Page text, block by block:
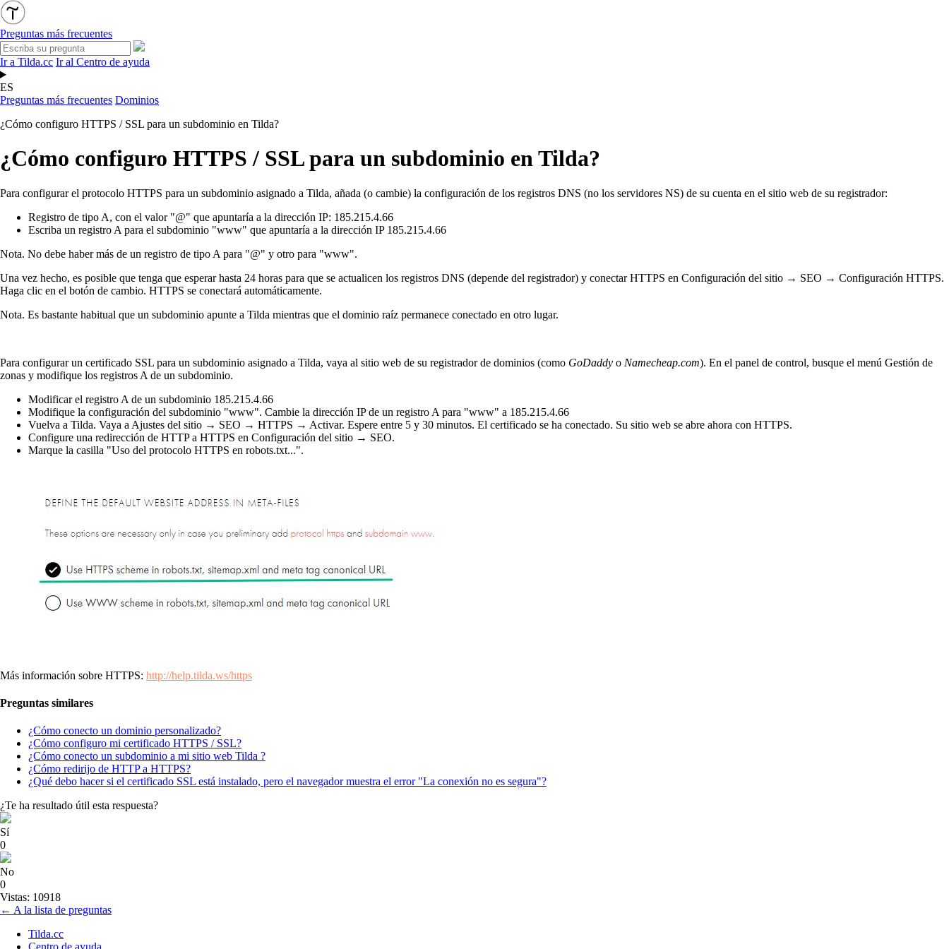
Preguntas más frecuentes
Ir a Tilda.cc Ir al Centro de ayuda
ES
Preguntas más frecuentes Dominios
¿Cómo configuro HTTPS / SSL para un subdominio en Tilda?
¿Cómo configuro HTTPS / SSL para un subdominio en Tilda?
Para configurar el protocolo HTTPS para un subdominio asignado a Tilda, añada (o cambie) la configuración de los registros DNS (no los servidores NS) de su cuenta en el sitio web de su registrador:
Registro de tipo A, con el valor "@" que apuntaría a la dirección IP: 185.215.4.66
Escriba un registro A para el subdominio "www" que apuntaría a la dirección IP 185.215.4.66
Nota. No debe haber más de un registro de tipo A para "@" y otro para "www".
Una vez hecho, es posible que tenga que esperar hasta 24 horas para que se actualicen los registros DNS (depende del registrador) y conectar HTTPS en Configuración del sitio → SEO → Configuración HTTPS.
Haga clic en el botón de cambio. HTTPS se conectará automáticamente.
Nota. Es bastante habitual que un subdominio apunte a Tilda mientras que el dominio raíz permanece conectado en otro lugar.
Para configurar un certificado SSL para un subdominio asignado a Tilda, vaya al sitio web de su registrador de dominios (como GoDaddy o Namecheap.com). En el panel de control, busque el menú Gestión de
zonas y modifique los registros A de un subdominio.
Modificar el registro A de un subdominio 185.215.4.66
Modifique la configuración del subdominio "www". Cambie la dirección IP de un registro A para "www" a 185.215.4.66
Vuelva a Tilda. Vaya a Ajustes del sitio → SEO → HTTPS → Activar. Espere entre 5 y 30 minutos. El certificado se ha conectado. Su sitio web se abre ahora con HTTPS.
Configure una redirección de HTTP a HTTPS en Configuración del sitio → SEO.
Marque la casilla "Uso del protocolo HTTPS en robots.txt...".
Más información sobre HTTPS: http://help.tilda.ws/https
Preguntas similares
¿Cómo conecto un dominio personalizado?
¿Cómo configuro mi certificado HTTPS / SSL?
¿Cómo conecto un subdominio a mi sitio web Tilda ?
¿Cómo redirijo de HTTP a HTTPS?
¿Qué debo hacer si el certificado SSL está instalado, pero el navegador muestra el error "La conexión no es segura"?
¿Te ha resultado útil esta respuesta?
Sí
0
No
0
Vistas: 10918
← A la lista de preguntas
Tilda.cc